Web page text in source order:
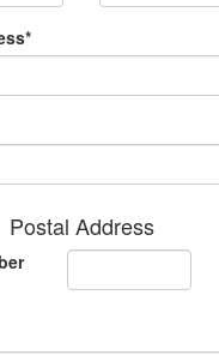
Postal Address